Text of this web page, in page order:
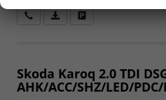
Wir rufen Sie anFahrzeugexposé (PDF)
Skoda Karoq 2.0 TDI
AHK/ACC/SHZ/LED/